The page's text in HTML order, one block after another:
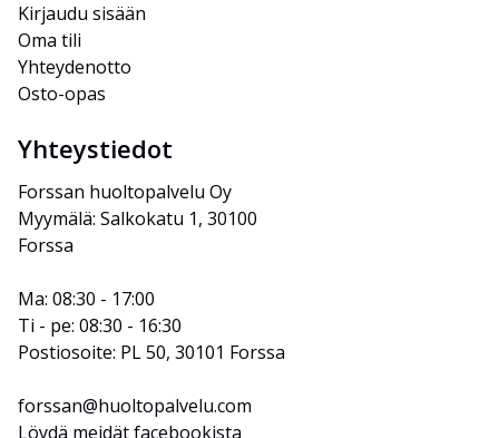
Kirjaudu sisään
Oma tili
Yhteydenotto
Osto-opas
Yhteystiedot
Forssan huoltopalvelu Oy
Myymälä: Salkokatu 1, 30100
Forssa
Ma: 08:30 - 17:00
Ti - pe: 08:30 - 16:30
Postiosoite: PL 50, 30101 Forssa
forssan@huoltopalvelu.com
Löydä meidät facebookista